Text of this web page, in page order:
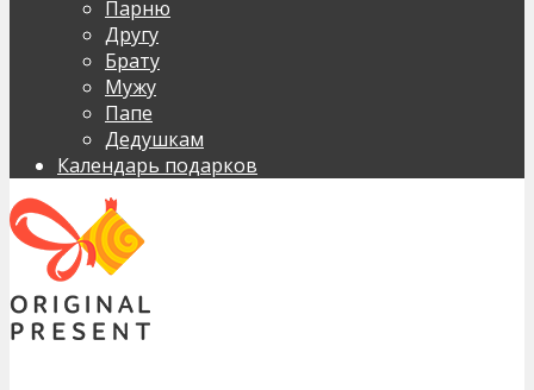
Парню
Другу
Брату
Мужу
Папе
Дедушкам
Календарь подарков